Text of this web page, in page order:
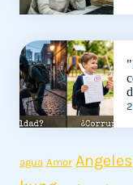
agua Amor Angeles